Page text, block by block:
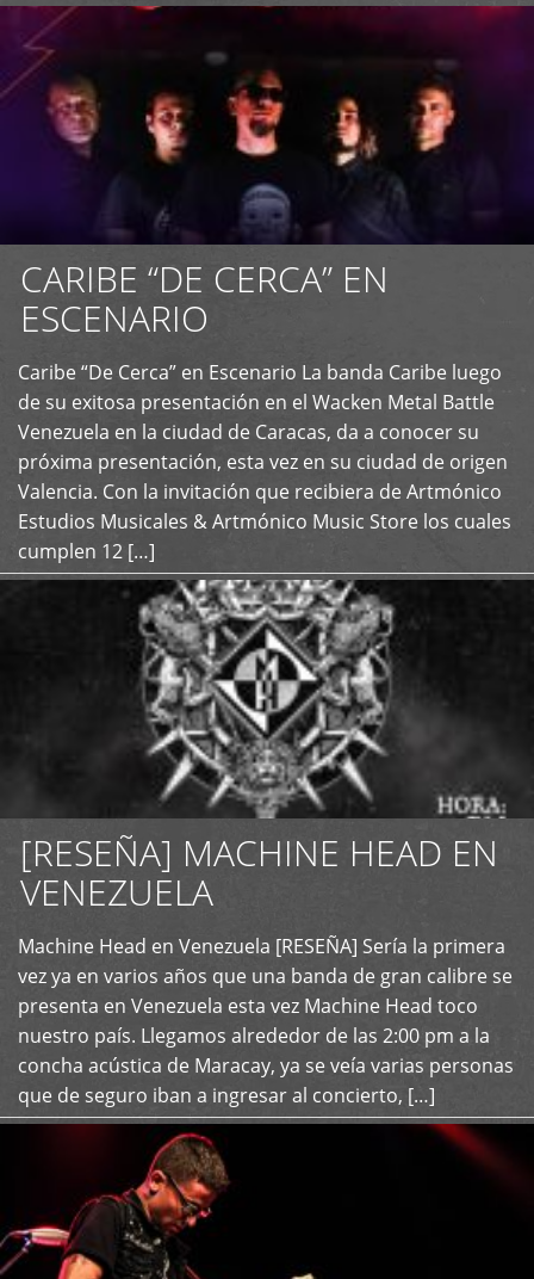
CARIBE “DE CERCA” EN
ESCENARIO
Caribe “De Cerca” en Escenario La banda Caribe luego
de su exitosa presentación en el Wacken Metal Battle
Venezuela en la ciudad de Caracas, da a conocer su
próxima presentación, esta vez en su ciudad de origen
Valencia. Con la invitación que recibiera de Artmónico
Estudios Musicales & Artmónico Music Store los cuales
cumplen 12 […]
+
[RESEÑA] MACHINE HEAD EN
VENEZUELA
Machine Head en Venezuela [RESEÑA] Sería la primera
vez ya en varios años que una banda de gran calibre se
presenta en Venezuela esta vez Machine Head toco
nuestro país. Llegamos alrededor de las 2:00 pm a la
concha acústica de Maracay, ya se veía varias personas
que de seguro iban a ingresar al concierto, […]
+